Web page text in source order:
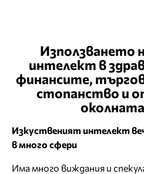
Използването
интелект в
финансите,
стопанство и
Изкуственият интелект
в много сфери
Има много виждания и